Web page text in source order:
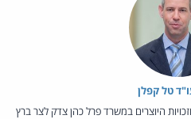
טל קפלן
היוצרים במשרד פרל כהן צדק לצר ברץ